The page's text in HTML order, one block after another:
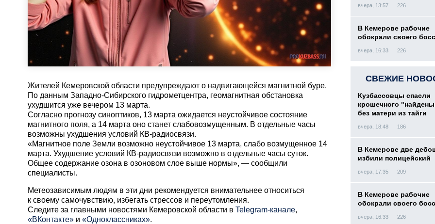
Жителей Кемеровской области предупреждают о надвигающейся магнитной буре.
По данным Западно-Сибирского гидрометцентра, геомагнитная обстановка
ухудшится уже вечером 13 марта.
Согласно прогнозу синоптиков, 13 марта ожидается неустойчивое состояние
магнитного поля, а 14 марта оно станет слабовозмущенным. В отдельные часы
возможны ухудшения условий КВ-радиосвязи.
«Магнитное поле Земли возможно неустойчивое 13 марта, слабо возмущенное 14
марта. Ухудшение условий КВ-радиосвязи возможно в отдельные часы суток.
Общее содержание озона в озоновом слое выше нормы», — сообщили
специалисты.
Метеозависимым людям в эти дни рекомендуется внимательнее относиться
к своему самочувствию, избегать стрессов и переутомления.
Cледите за главными новостями Кемеровской области в Telegram-канале,
«ВКонтакте» и «Одноклассниках».
вчера, 13:57 226
В Кемерове рабочие
обокрали своего
вчера, 16:33 226
СВЕЖИЕ
Кузбассовцы спасли
крошечного
без матери из тайги
вчера, 18:48 186
В Кемерове две
избили полицейский
вчера, 17:35 209
В Кемерове рабочие
обокрали своего
вчера, 16:33 226